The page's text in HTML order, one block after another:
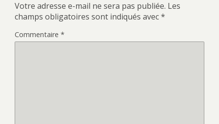
Votre adresse e-mail ne sera pas publiée. Les
champs obligatoires sont indiqués avec*
Commentaire *